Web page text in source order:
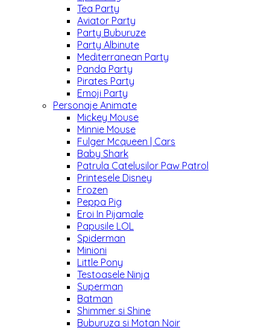
Tea Party
Aviator Party
Party Buburuze
Party Albinute
Mediterranean Party
Panda Party
Pirates Party
Emoji Party
Personaje Animate
Mickey Mouse
Minnie Mouse
Fulger Mcqueen | Cars
Baby Shark
Patrula Catelusilor Paw Patrol
Printesele Disney
Frozen
Peppa Pig
Eroi In Pijamale
Papusile LOL
Spiderman
Minioni
Little Pony
Testoasele Ninja
Superman
Batman
Shimmer si Shine
Buburuza si Motan Noir